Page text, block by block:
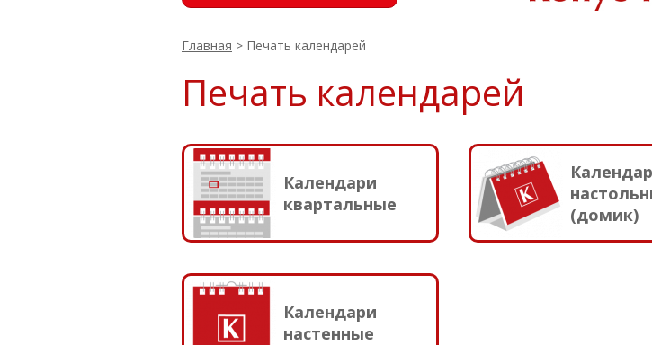
Главная > Печать календарей
Печать календарей
Календари
квартальные
(домик)
Календари
настенные